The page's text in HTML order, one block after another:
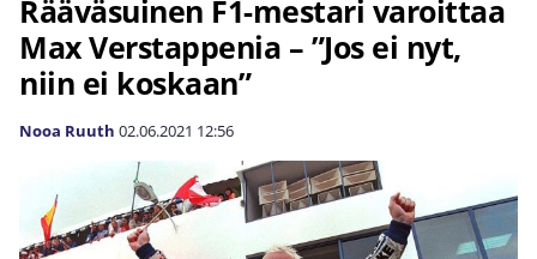
Rääväsuinen F1-mestari varoittaa
Max Verstappenia – ”Jos ei nyt,
niin ei koskaan”
Nooa Ruuth 02.06.2021 12:56